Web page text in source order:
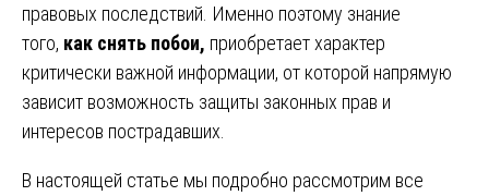
правовых последствий. Именно поэтому знание
того, как снять побои, приобретает характер
критически важной информации, от которой напрямую
зависит возможность защиты законных прав и
интересов пострадавших.
В настоящей статье мы подробно рассмотрим все